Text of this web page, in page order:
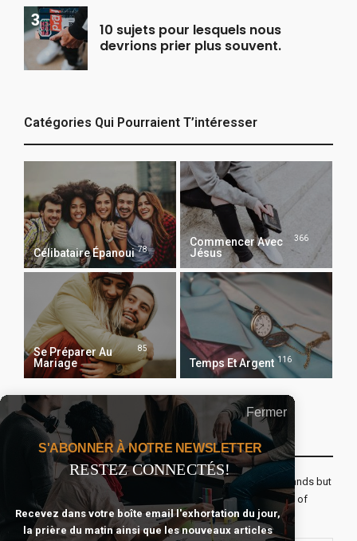
10 sujets pour lesquels nous
devrions prier plus souvent.
Catégories Qui Pourraient T’intéresser
Célibataire Épanoui 78
Commencer Avec
Jésus
366
Se Préparer Au
Mariage
85
Temps Et Argent 116
Recevoir Notre Newsletter Chaque Matin
The real voyage of discovery consists not in seeking new lands but
seeing with new eyes. All journeys have secret destinations of
which the traveler is unaware.
Fermer
S'ABONNER À NOTRE NEWSLETTER
RESTEZ CONNECTÉS!
Recevez dans votre boîte email l'exhortation du jour,
la prière du matin ainsi que les nouveaux articles